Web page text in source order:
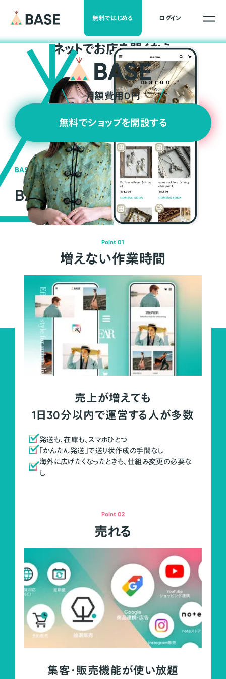
無料ではじめる ログイン
ネットでお店を開くなら
月額費用0円
無料でショップを開設する
BASEの強み
BASEが強い3つの理由
Point 01
増えない作業時間
売上が増えても
1日30分以内で運営する人が多数
発送も、在庫も、スマホひとつ
「かんたん発送」で送り状作成の手間なし
海外に広げたくなったときも、仕組み変更の必要な
し
Point 02
売れる
集客・販売機能が使い放題